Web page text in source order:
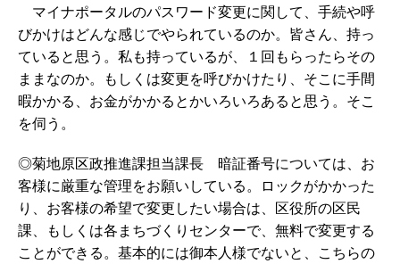
マイナポータルのパスワード変更に関して、手続や呼
びかけはどんな感じでやられているのか。皆さん、持っ
ていると思う。私も持っているが、１回もらったらその
ままなのか。もしくは変更を呼びかけたり、そこに手間
暇かかる、お金がかかるとかいろいろあると思う。そこ
を伺う。
◎菊地原区政推進課担当課長 暗証番号については、お
客様に厳重な管理をお願いしている。ロックがかかった
り、お客様の希望で変更したい場合は、区役所の区民
課、もしくは各まちづくりセンターで、無料で変更する
ことができる。基本的には御本人様でないと、こちらの